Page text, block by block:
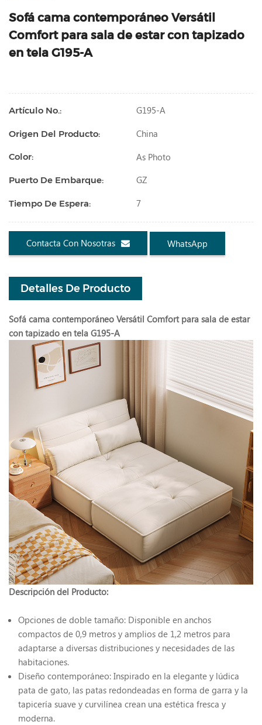
Sofá cama contemporáneo Versátil
Comfort para sala de estar con tapizado
en tela G195-A
Artículo No.: G195-A
Origen Del Producto: China
Color: As Photo
Puerto De Embarque: GZ
Tiempo De Espera: 7
Contacta Con Nosotras WhatsApp
Detalles De Producto
Sofá cama contemporáneo Versátil Comfort para sala de estar
con tapizado en tela G195-A
Descripción del Producto:
Opciones de doble tamaño: Disponible en anchos
compactos de 0,9 metros y amplios de 1,2 metros para
adaptarse a diversas distribuciones y necesidades de las
habitaciones.
Diseño contemporáneo: Inspirado en la elegante y lúdica
pata de gato, las patas redondeadas en forma de garra y la
tapicería suave y curvilínea crean una estética fresca y
moderna.